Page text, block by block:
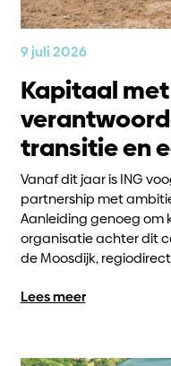
9 juli 2026
Kapitaal met
transitie en
Vanaf dit jaar is ING
partnership met
Aanleiding genoeg om
organisatie achter dit
de Moosdijk,
Lees meer